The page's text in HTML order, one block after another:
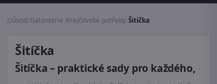
Úvod Galanterie Krejčovské potřeby Šitíčka
Šitíčka
Šitíčka – praktické sady pro každého,